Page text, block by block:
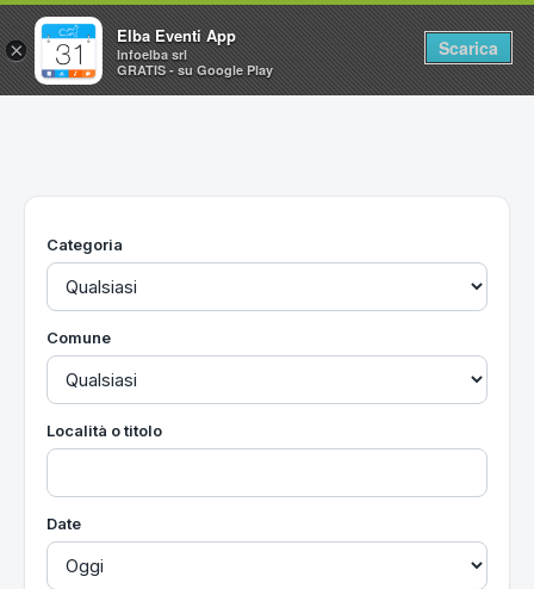
Home
Utilità
Categoria
Comune
Località o titolo
Date
×
Elba Eventi App
Infoelba srl
GRATIS - su Google Play
Scarica